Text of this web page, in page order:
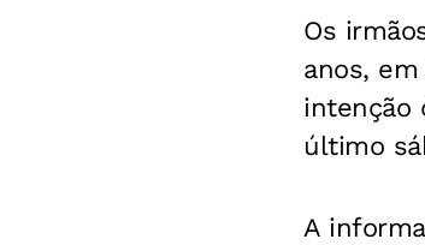
Os
anos,
intenção
último
A